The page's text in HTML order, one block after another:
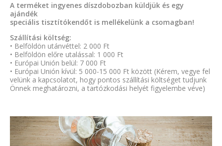
A terméket ingyenes díszdobozban küldjük és egy
ajándék
speciális tisztítókendőt is mellékelünk a csomagban!
Szállítási költség:
• Belföldön utánvéttel: 2 000 Ft
• Belföldön előre utalással: 1 000 Ft
• Európai Unión belül: 7 000 Ft
• Európai Unión kívül: 5 000-15 000 Ft között (Kérem, vegye fel
velünk a kapcsolatot, hogy pontos szállítási költséget tudjunk
Önnek meghatározni, a tartózkodási helyét figyelembe véve)